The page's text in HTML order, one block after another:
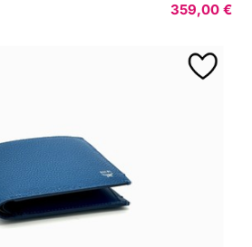
359,00 €